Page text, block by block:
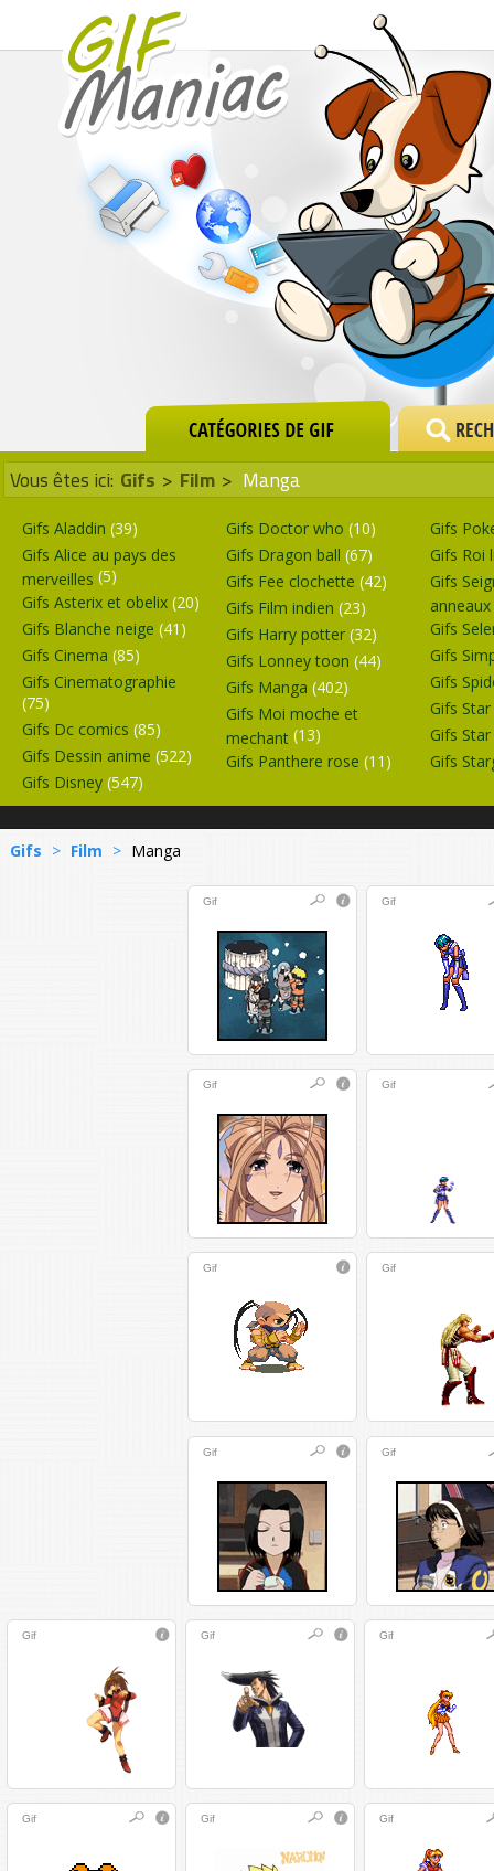
Vous êtes ici: Gifs > Film > Manga
Gifs Aladdin (39)
Gifs Alice au pays des
merveilles (5)
Gifs Asterix et obelix (20)
Gifs Blanche neige (41)
Gifs Cinema (85)
Gifs Cinematographie
(75)
Gifs Dc comics (85)
Gifs Dessin anime (522)
Gifs Disney (547)
Gifs Doctor who (10)
Gifs Dragon ball (67)
Gifs Fee clochette (42)
Gifs Film indien (23)
Gifs Harry potter (32)
Gifs Lonney toon (44)
Gifs Manga (402)
Gifs Moi moche et
mechant (13)
Gifs Panthere rose (11)
Gifs
Gifs Roi
Gifs
anneaux
Gifs
Gifs
Gifs
Gifs Star
Gifs
Gifs
Gifs > Film > Manga
Gif Gif
Gif Gif
Gif Gif
Gif Gif
Gif Gif Gif
Gif Gif Gif